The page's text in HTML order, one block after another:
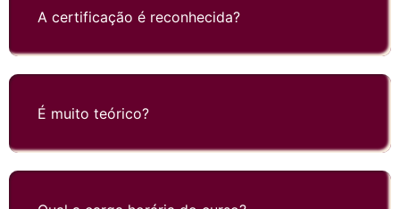
A certificação é reconhecida?
É muito teórico?